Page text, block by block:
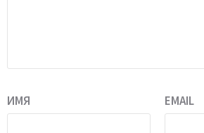
ИМЯ EMAIL